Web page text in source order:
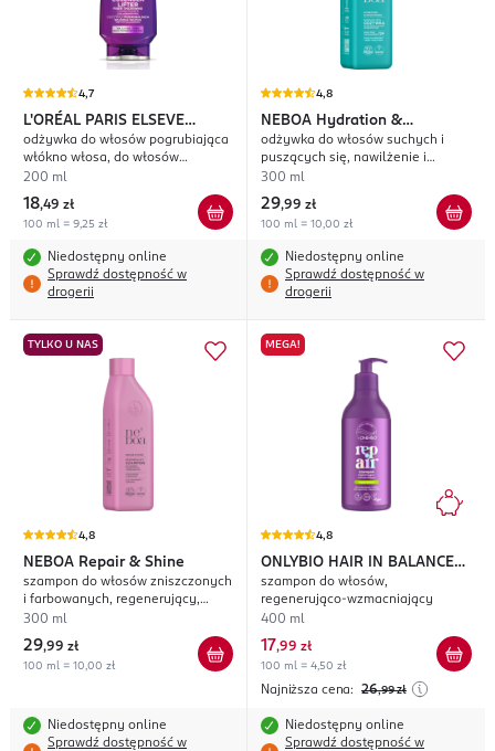
4,7
L'ORÉAL PARIS ELSEVE
Collagen Lifter
odżywka do włosów pogrubiająca
włókno włosa, do włosów
cienkich, pozbawionych objętości
200 ml
18,49 zł
100 ml = 9,25 zł
Niedostępny online
Sprawdź dostępność w
drogerii
4,8
NEBOA Hydration &
Smoothness
odżywka do włosów suchych i
puszących się, nawilżenie i
wygładzenie
300 ml
29,99 zł
100 ml = 10,00 zł
Niedostępny online
Sprawdź dostępność w
drogerii
TYLKO U NAS
4,8
NEBOA Repair & Shine
szampon do włosów zniszczonych
i farbowanych, regenerujący,
wzmocnienie i odbudowa
300 ml
29,99 zł
100 ml = 10,00 zł
Niedostępny online
Sprawdź dostępność w
MEGA!
4,8
ONLYBIO HAIR IN BALANCE
Repair
szampon do włosów,
regenerująco-wzmacniający
400 ml
17,99 zł
100 ml = 4,50 zł
Najniższa cena: 26,99 zł
Niedostępny online
Sprawdź dostępność w